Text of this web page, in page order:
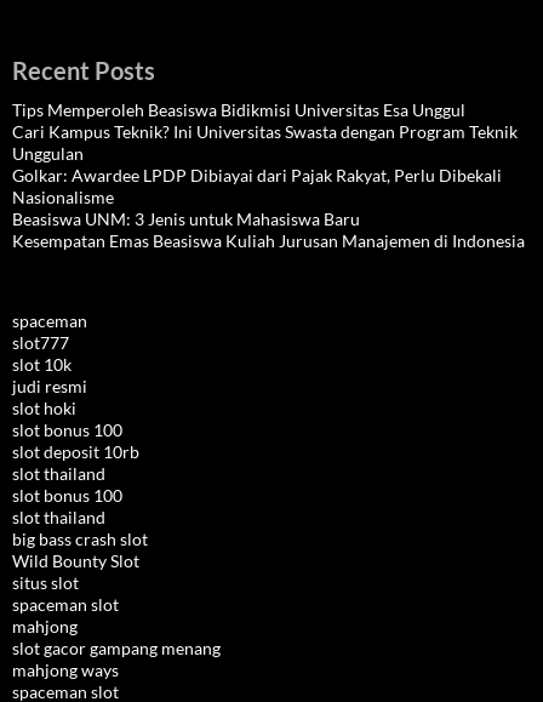
Recent Posts
Tips Memperoleh Beasiswa Bidikmisi Universitas Esa Unggul
Cari Kampus Teknik? Ini Universitas Swasta dengan Program Teknik
Unggulan
Golkar: Awardee LPDP Dibiayai dari Pajak Rakyat, Perlu Dibekali
Nasionalisme
Beasiswa UNM: 3 Jenis untuk Mahasiswa Baru
Kesempatan Emas Beasiswa Kuliah Jurusan Manajemen di Indonesia
spaceman
slot777
slot 10k
judi resmi
slot hoki
slot bonus 100
slot deposit 10rb
slot thailand
slot bonus 100
slot thailand
big bass crash slot
Wild Bounty Slot
situs slot
spaceman slot
mahjong
slot gacor gampang menang
mahjong ways
spaceman slot